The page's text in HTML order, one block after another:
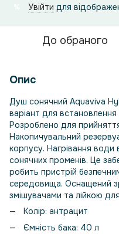
Увійти для
До обраного
Опис
Душ сонячний Aquaviva
варіант для
Розроблено для
Накопичувальний
корпусу. Нагрівання
сонячних променів. Це
робить пристрій
середовища. Оснащений
змішувачами та лійкою
Колір: антрацит
Ємність бака: 40 л